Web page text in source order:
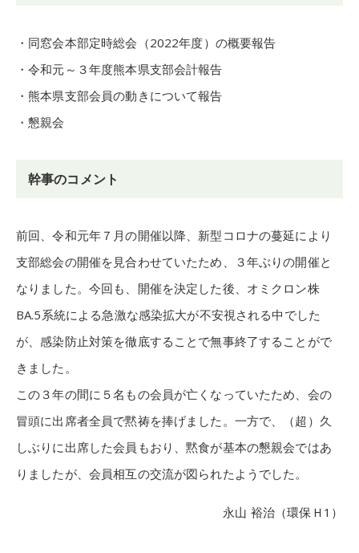
・同窓会本部定時総会（2022年度）の概要報告
・令和元～３年度熊本県支部会計報告
・熊本県支部会員の動きについて報告
・懇親会
幹事のコメント
前回、令和元年７月の開催以降、新型コロナの蔓延により
支部総会の開催を見合わせていたため、３年ぶりの開催と
なりました。今回も、開催を決定した後、オミクロン株
BA.5系統による急激な感染拡大が不安視される中でした
が、感染防止対策を徹底することで無事終了することがで
きました。
この３年の間に５名もの会員が亡くなっていたため、会の
冒頭に出席者全員で黙祷を捧げました。一方で、（超）久
しぶりに出席した会員もおり、黙食が基本の懇親会ではあ
りましたが、会員相互の交流が図られたようでした。
永山 裕治（環保Ｈ1）